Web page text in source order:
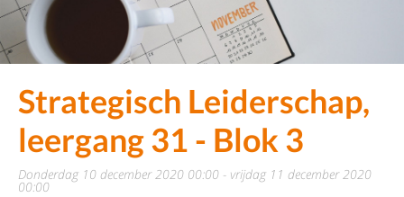
Strategisch Leiderschap,
leergang 31 - Blok 3
donderdag 10 december 2020 00:00 - vrijdag 11 december 2020
00:00